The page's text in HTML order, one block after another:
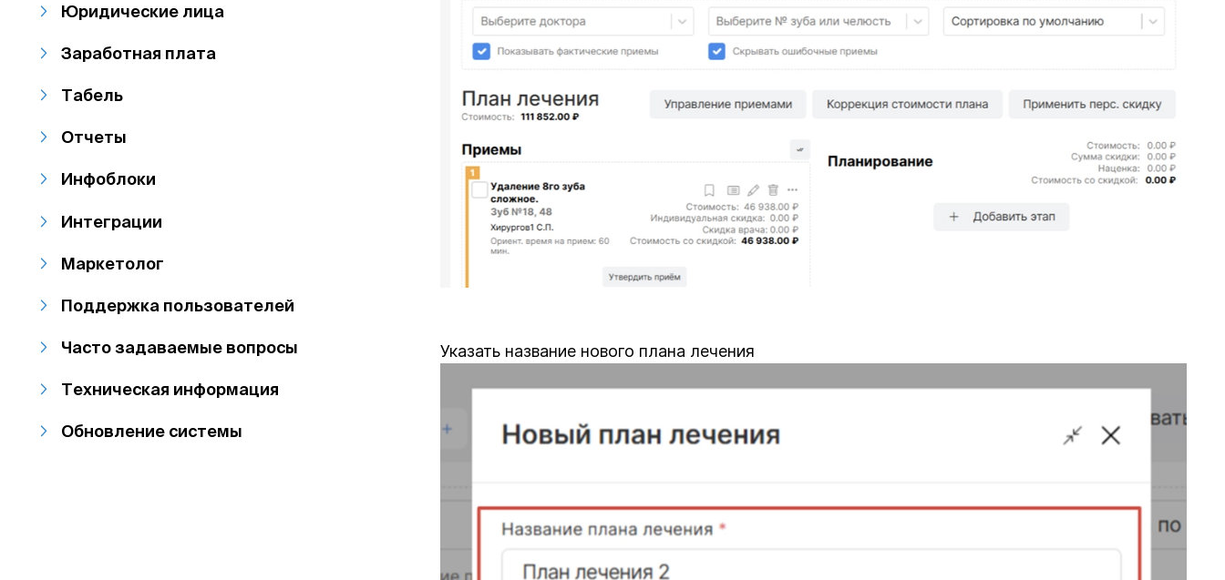
Юридические лица
Заработная плата
Табель
Отчеты
Инфоблоки
Интеграции
Маркетолог
Поддержка пользователей
Часто задаваемые вопросы
Техническая информация
Обновление системы
Указать название нового плана лечения